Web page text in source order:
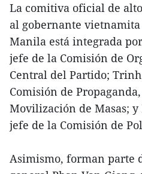
La comitiva oficial de
al gobernante
Manila está integrada
jefe de la Comisión de
Central del Partido;
Comisión de
Movilización de Masas;
jefe de la Comisión de
Asimismo, forman parte